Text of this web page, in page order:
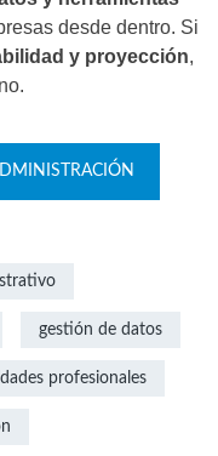
desde dentro. Si
y proyección,
gestión de datos
profesionales